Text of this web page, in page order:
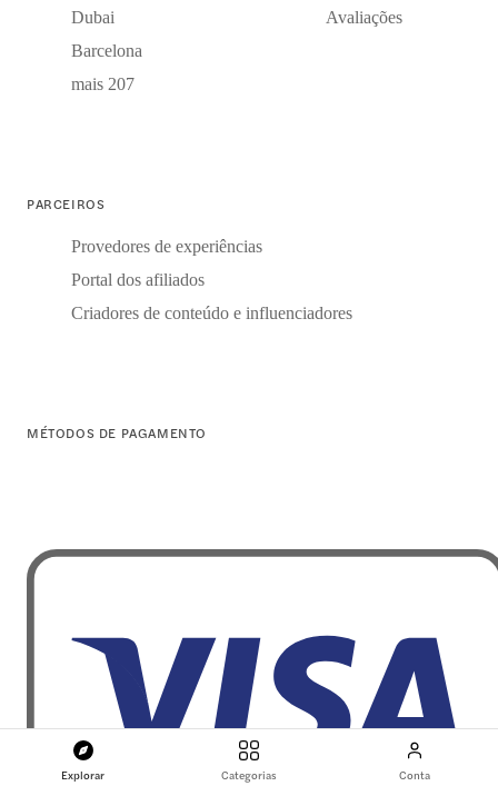
Explorar Categorias Conta
Dubai
Barcelona
mais 207
Avaliações
PARCEIROS
Provedores de experiências
Portal dos afiliados
Criadores de conteúdo e influenciadores
MÉTODOS DE PAGAMENTO